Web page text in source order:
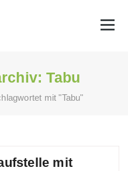
Tabu
mit "Tabu"
mit